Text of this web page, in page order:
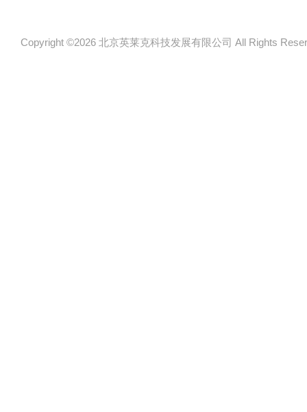
Copyright ©2026 北京英莱克科技发展有限公司 All Rights